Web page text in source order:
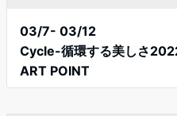
03/7- 03/12
Cycle-循環する美しさ
ART POINT